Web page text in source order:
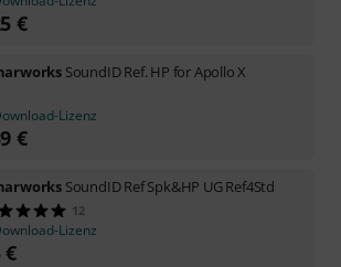
€
SoundID Ref. HP for Apollo X
Lizenz
€
SoundID Ref Spk&HP UG Ref4Std
12
Lizenz
€